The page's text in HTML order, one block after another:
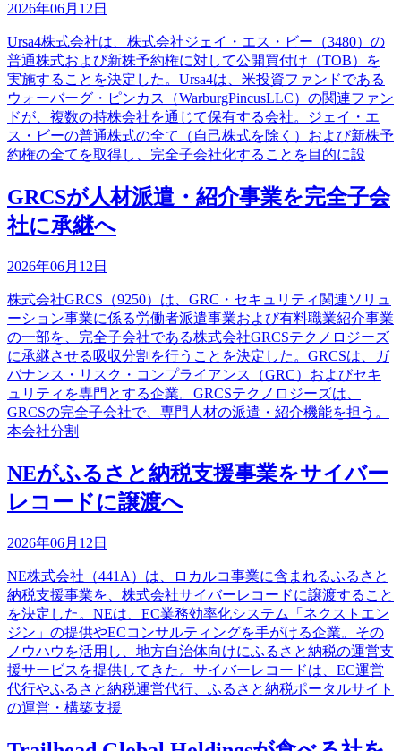
2026年06月12日
Ursa4株式会社は、株式会社ジェイ・エス・ビー（3480）の
普通株式および新株予約権に対して公開買付け（TOB）を
実施することを決定した。Ursa4は、米投資ファンドである
ウォーバーグ・ピンカス（WarburgPincusLLC）の関連ファン
ドが、複数の持株会社を通じて保有する会社。ジェイ・エ
ス・ビーの普通株式の全て（自己株式を除く）および新株予
約権の全てを取得し、完全子会社化することを目的に設
GRCSが人材派遣・紹介事業を完全子会
社に承継へ
2026年06月12日
株式会社GRCS（9250）は、GRC・セキュリティ関連ソリュ
ーション事業に係る労働者派遣事業および有料職業紹介事業
の一部を、完全子会社である株式会社GRCSテクノロジーズ
に承継させる吸収分割を行うことを決定した。GRCSは、ガ
バナンス・リスク・コンプライアンス（GRC）およびセキ
ュリティを専門とする企業。GRCSテクノロジーズは、
GRCSの完全子会社で、専門人材の派遣・紹介機能を担う。
本会社分割
NEがふるさと納税支援事業をサイバー
レコードに譲渡へ
2026年06月12日
NE株式会社（441A）は、ロカルコ事業に含まれるふるさと
納税支援事業を、株式会社サイバーレコードに譲渡すること
を決定した。NEは、EC業務効率化システム「ネクストエン
ジン」の提供やECコンサルティングを手がける企業。その
ノウハウを活用し、地方自治体向けにふるさと納税の運営支
援サービスを提供してきた。サイバーレコードは、EC運営
代行やふるさと納税運営代行、ふるさと納税ポータルサイト
の運営・構築支援